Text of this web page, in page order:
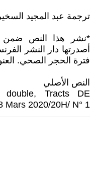
ترجمة عبد المجيد
*نشر هذا النص ضمن
أصدرتها دار النشر
فترة الحجر الصحي.
النص الأصلي
Tracts DE
Mars 2020/20H/ N° 1.